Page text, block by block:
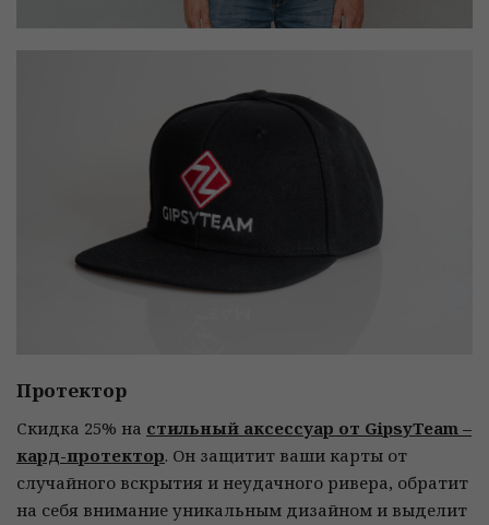
Протектор
Скидка 25% на стильный аксессуар от GipsyTeam –
кард-протектор. Он защитит ваши карты от
случайного вскрытия и неудачного ривера, обратит
на себя внимание уникальным дизайном и выделит